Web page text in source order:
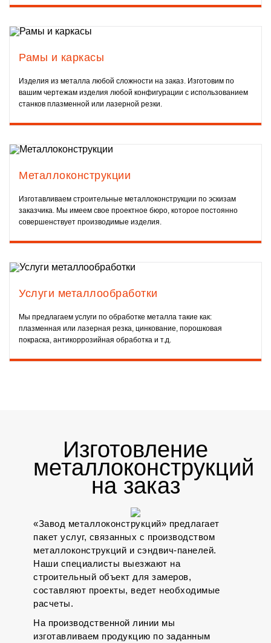
Рамы и каркасы
Изделия из металла любой сложности на заказ. Изготовим по
вашим чертежам изделия любой конфигурации с использованием
станков плазменной или лазерной резки.
Металлоконструкции
Изготавливаем строительные металлоконструкции по эскизам
заказчика. Мы имеем свое проектное бюро, которое постоянно
совершенствует производимые изделия.
Услуги металлообработки
Мы предлагаем услуги по обработке металла такие как:
плазменная или лазерная резка, цинкование, порошковая
покраска, антикоррозийная обработка и т.д.
Изготовление
металлоконструкций
на заказ
«Завод металлоконструкций» предлагает
пакет услуг, связанных с производством
металлоконструкций и сэндвич-панелей.
Наши специалисты выезжают на
строительный объект для замеров,
составляют проекты, ведет необходимые
расчеты.
На производственной линии мы
изготавливаем продукцию по заданным